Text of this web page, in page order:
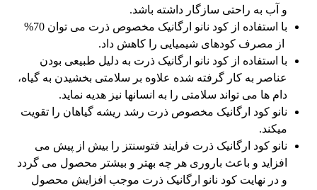
و آب به راحتی سازگار داشته باشد.
با استفاده از کود نانو ارگانیک مخصوص ذرت می توان 70%
از مصرف کودهای شیمیایی را کاهش داد.
با استفاده از کود نانو ارگانیک ذرت به دلیل طبیعی بودن
عناصر به کار گرفته شده علاوه بر سلامتی بخشیدن به گیاه،
دام ها می تواند سلامتی را به انسانها نیز هدیه نماید.
نانو کود ارگانیک مخصوص ذرت رشد ریشه گیاهان را تقویت
میکند.
نانو کود ارگانیک ذرت فرایند فتوسنتز را بیش از پیش می
افزاید و باعث باروری هر چه بهتر و بیشتر محصول می گردد
و در نهایت کود نانو ارگانیک ذرت موجب افزایش محصول